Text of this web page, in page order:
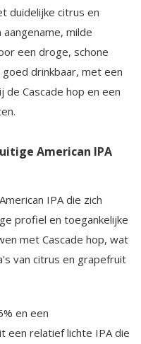
duidelijke citrus en
milde
een droge, schone
drinkbaar, met een
Cascade hop en een
American IPA
IPA die zich
profiel en toegankelijke
met Cascade hop, wat
van citrus en grapefruit
en een
een relatief lichte IPA die